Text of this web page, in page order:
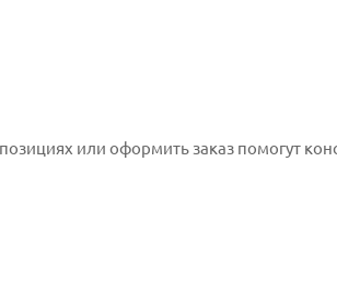
или оформить заказ помогут